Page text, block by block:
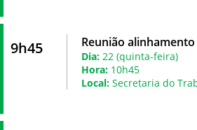
9h45 Reunião
Dia: 22 (quinta-feira)
Hora: 10h45
Local: Secretaria do